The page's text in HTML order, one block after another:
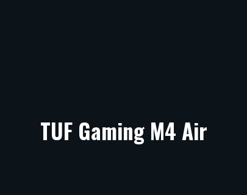
TUF Gaming M4 Air